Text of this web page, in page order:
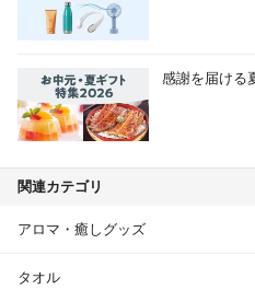
感謝を届ける
関連カテゴリ
アロマ・癒しグッズ
タオル